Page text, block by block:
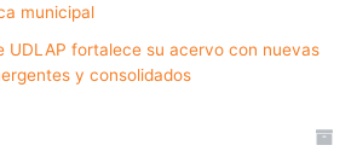
municipal
UDLAP fortalece su acervo con nuevas
y consolidados